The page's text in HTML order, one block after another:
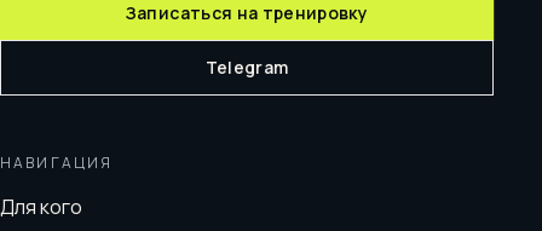
Записаться на тренировку
Telegram
НАВИГАЦИЯ
Для кого